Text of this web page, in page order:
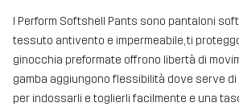
I Perform Softshell Pants sono pantaloni
tessuto antivento e impermeabile, ti
ginocchia preformate offrono libertà di
gamba aggiungono flessibilità dove serve
per indossarli e toglierli facilmente e una